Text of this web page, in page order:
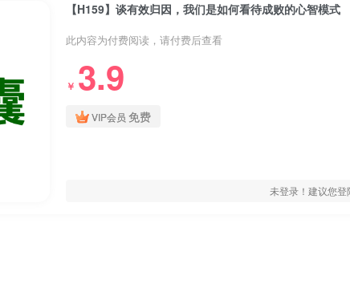
【H159】谈有效归因，我们是如何看待成败的心智模式
此内容为付费阅读，请付费后查看
￥ 3.9
VIP会员 免费
未登录！建议您